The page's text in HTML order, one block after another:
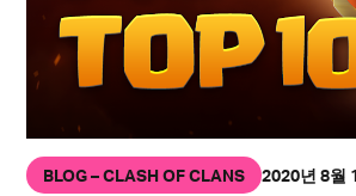
BLOG – CLASH OF CLANS 2020년 8월